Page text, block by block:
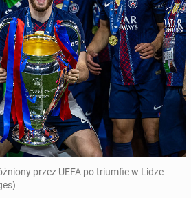
przez UEFA po triumfie w Lidze